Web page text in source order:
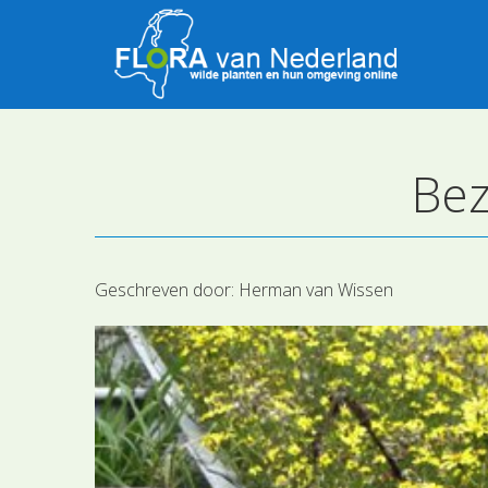
Geschreven door: Herman van Wissen